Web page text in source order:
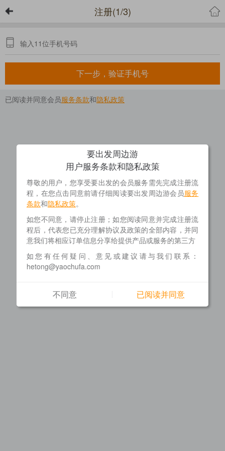
注册(1/3)
下一步，验证手机号
已阅读并同意会员服务条款和 隐私政策
要出发周边游
用户服务条款和隐私政策
尊敬的用户，您享受要出发的会员服务需先完成注册流
程，在您点击同意前请仔细阅读要出发周边游会员服务
条款和隐私政策。
如您不同意，请停止注册；如您阅读同意并完成注册流
程后，代表您已充分理解协议及政策的全部内容，并同
意我们将相应订单信息分享给提供产品或服务的第三方
如您有任何疑问、意见或建议请与我们联系：
hetong@yaochufa.com
不同意 已阅读并同意